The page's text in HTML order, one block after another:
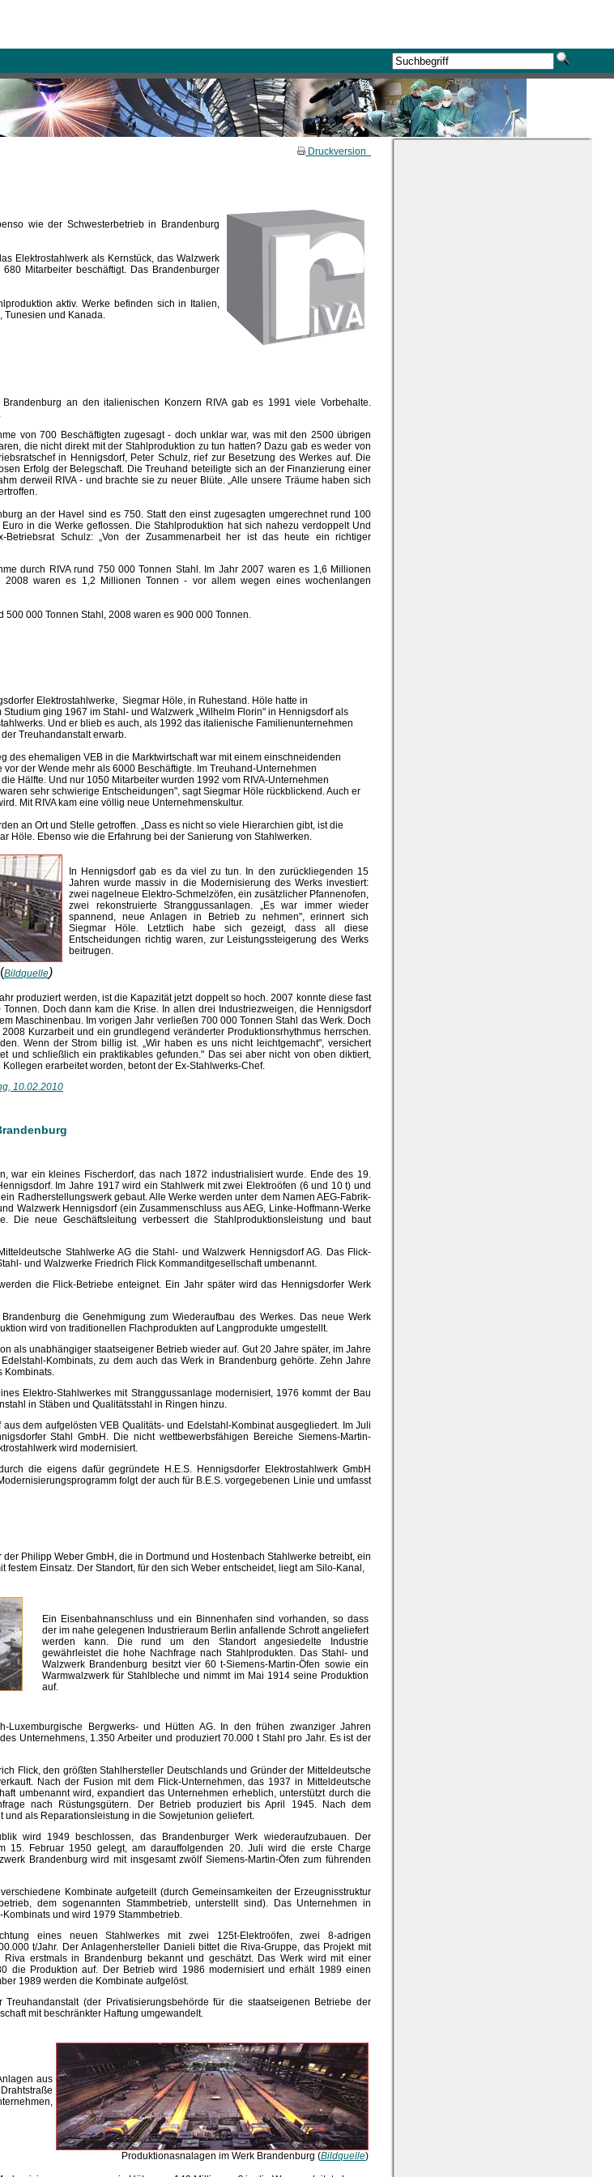
Druckversion
wie der Schwesterbetrieb in Brandenburg
Elektrostahlwerk als Kernstück, das Walzwerk
Mitarbeiter beschäftigt. Das Brandenburger
aktiv. Werke befinden sich in Italien,
Tunesien und Kanada.
an den italienischen Konzern RIVA gab es 1991 viele Vorbehalte.
von 700 Beschäftigten zugesagt - doch unklar war, was mit den 2500 übrigen
die nicht direkt mit der Stahlproduktion zu tun hatten? Dazu gab es weder von
in Hennigsdorf, Peter Schulz, rief zur Besetzung des Werkes auf. Die
Erfolg der Belegschaft. Die Treuhand beteiligte sich an der Finanzierung einer
derweil RIVA - und brachte sie zu neuer Blüte. „Alle unsere Träume haben sich
an der Havel sind es 750. Statt den einst zugesagten umgerechnet rund 100
in die Werke geflossen. Die Stahlproduktion hat sich nahezu verdoppelt Und
Schulz: „Von der Zusammenarbeit her ist das heute ein richtiger
durch RIVA rund 750 000 Tonnen Stahl. Im Jahr 2007 waren es 1,6 Millionen
waren es 1,2 Millionen Tonnen - vor allem wegen eines wochenlangen
500 000 Tonnen Stahl, 2008 waren es 900 000 Tonnen.
Elektrostahlwerke, Siegmar Höle, in Ruhestand. Höle hatte in
ging 1967 im Stahl- und Walzwerk „Wilhelm Florin" in Hennigsdorf als
Und er blieb es auch, als 1992 das italienische Familienunternehmen
Treuhandanstalt erwarb.
des ehemaligen VEB in die Marktwirtschaft war mit einem einschneidenden
der Wende mehr als 6000 Beschäftigte. Im Treuhand-Unternehmen
Hälfte. Und nur 1050 Mitarbeiter wurden 1992 vom RIVA-Unternehmen
sehr schwierige Entscheidungen", sagt Siegmar Höle rückblickend. Auch er
Mit RIVA kam eine völlig neue Unternehmenskultur.
an Ort und Stelle getroffen. „Dass es nicht so viele Hierarchien gibt, ist die
Höle. Ebenso wie die Erfahrung bei der Sanierung von Stahlwerken.
Bildquelle)
In Hennigsdorf gab es da viel zu tun. In den zurückliegenden 15
Jahren wurde massiv in die Modernisierung des Werks investiert:
zwei nagelneue Elektro-Schmelzöfen, ein zusätzlicher Pfannenofen,
zwei rekonstruierte Stranggussanlagen. „Es war immer wieder
spannend, neue Anlagen in Betrieb zu nehmen", erinnert sich
Siegmar Höle. Letztlich habe sich gezeigt, dass all diese
Entscheidungen richtig waren, zur Leistungssteigerung des Werks
beitrugen.
produziert werden, ist die Kapazität jetzt doppelt so hoch. 2007 konnte diese fast
Doch dann kam die Krise. In allen drei Industriezweigen, die Hennigsdorf
Maschinenbau. Im vorigen Jahr verließen 700 000 Tonnen Stahl das Werk. Doch
Kurzarbeit und ein grundlegend veränderter Produktionsrhythmus herrschen.
Wenn der Strom billig ist. „Wir haben es uns nicht leichtgemacht", versichert
und schließlich ein praktikables gefunden." Das sei aber nicht von oben diktiert,
erarbeitet worden, betont der Ex-Stahlwerks-Chef.
10.02.2010
war ein kleines Fischerdorf, das nach 1872 industrialisiert wurde. Ende des 19.
Im Jahre 1917 wird ein Stahlwerk mit zwei Elektroöfen (6 und 10 t) und
Radherstellungswerk gebaut. Alle Werke werden unter dem Namen AEG-Fabrik-
Walzwerk Hennigsdorf (ein Zusammenschluss aus AEG, Linke-Hoffmann-Werke
Die neue Geschäftsleitung verbessert die Stahlproduktionsleistung und baut
Stahlwerke AG die Stahl- und Walzwerk Hennigsdorf AG. Das Flick-
und Walzwerke Friedrich Flick Kommanditgesellschaft umbenannt.
die Flick-Betriebe enteignet. Ein Jahr später wird das Hennigsdorfer Werk
die Genehmigung zum Wiederaufbau des Werkes. Das neue Werk
wird von traditionellen Flachprodukten auf Langprodukte umgestellt.
als unabhängiger staatseigener Betrieb wieder auf. Gut 20 Jahre später, im Jahre
Kombinats, zu dem auch das Werk in Brandenburg gehörte. Zehn Jahre
Kombinats.
Elektro-Stahlwerkes mit Stranggussanlage modernisiert, 1976 kommt der Bau
in Stäben und Qualitätsstahl in Ringen hinzu.
dem aufgelösten VEB Qualitäts- und Edelstahl-Kombinat ausgegliedert. Im Juli
Stahl GmbH. Die nicht wettbewerbsfähigen Bereiche Siemens-Martin-
wird modernisiert.
die eigens dafür gegründete H.E.S. Hennigsdorfer Elektrostahlwerk GmbH
folgt der auch für B.E.S. vorgegebenen Linie und umfasst
Philipp Weber GmbH, die in Dortmund und Hostenbach Stahlwerke betreibt, ein
Einsatz. Der Standort, für den sich Weber entscheidet, liegt am Silo-Kanal,
Ein Eisenbahnanschluss und ein Binnenhafen sind vorhanden, so dass
der im nahe gelegenen Industrieraum Berlin anfallende Schrott angeliefert
werden kann. Die rund um den Standort angesiedelte Industrie
gewährleistet die hohe Nachfrage nach Stahlprodukten. Das Stahl- und
Walzwerk Brandenburg besitzt vier 60 t-Siemens-Martin-Öfen sowie ein
Warmwalzwerk für Stahlbleche und nimmt im Mai 1914 seine Produktion
auf.
Bergwerks- und Hütten AG. In den frühen zwanziger Jahren
Unternehmens, 1.350 Arbeiter und produziert 70.000 t Stahl pro Jahr. Es ist der
Flick, den größten Stahlhersteller Deutschlands und Gründer der Mitteldeutsche
Nach der Fusion mit dem Flick-Unternehmen, das 1937 in Mitteldeutsche
umbenannt wird, expandiert das Unternehmen erheblich, unterstützt durch die
nach Rüstungsgütern. Der Betrieb produziert bis April 1945. Nach dem
als Reparationsleistung in die Sowjetunion geliefert.
wird 1949 beschlossen, das Brandenburger Werk wiederaufzubauen. Der
15. Februar 1950 gelegt, am darauffolgenden 20. Juli wird die erste Charge
Brandenburg wird mit insgesamt zwölf Siemens-Martin-Öfen zum führenden
Kombinate aufgeteilt (durch Gemeinsamkeiten der Erzeugnisstruktur
dem sogenannten Stammbetrieb, unterstellt sind). Das Unternehmen in
und wird 1979 Stammbetrieb.
eines neuen Stahlwerkes mit zwei 125t-Elektroöfen, zwei 8-adrigen
t/Jahr. Der Anlagenhersteller Danieli bittet die Riva-Gruppe, das Projekt mit
erstmals in Brandenburg bekannt und geschätzt. Das Werk wird mit einer
die Produktion auf. Der Betrieb wird 1986 modernisiert und erhält 1989 einen
1989 werden die Kombinate aufgelöst.
(der Privatisierungsbehörde für die staatseigenen Betriebe der
mit beschränkter Haftung umgewandelt.
aus
Produktionasnalagen im Werk Brandenburg (Bildquelle)